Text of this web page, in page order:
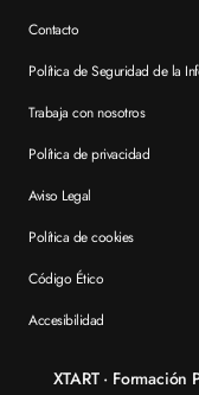
Contacto
Política de Seguridad de la
Trabaja con nosotros
Política de privacidad
Aviso Legal
Política de cookies
Código Ético
Accesibilidad
XTART ·